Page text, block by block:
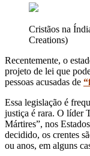
Cristãos na
Creations)
Recentemente, o
projeto de lei que
pessoas acusadas de
Essa legislação é
justiça é rara. O líder
Mártires”, nos
decidido, os crentes
ou anos, em alguns